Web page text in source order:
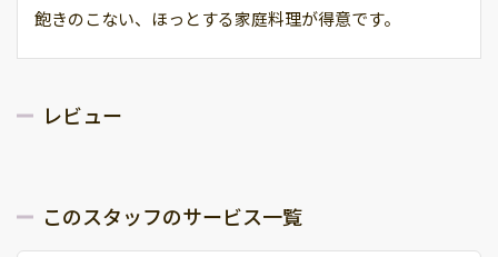
飽きのこない、ほっとする家庭料理が得意です。
レビュー
このスタッフのサービス一覧